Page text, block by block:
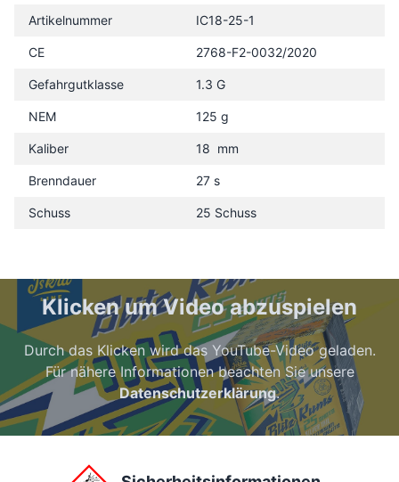
Artikelnummer IC18-25-1
CE 2768-F2-0032/2020
Gefahrgutklasse 1.3 G
NEM 125 g
Kaliber 18 mm
Brenndauer 27 s
Schuss 25 Schuss
Klicken um Video abzuspielen
Durch das Klicken wird das YouTube-Video geladen.
Für nähere Informationen beachten Sie unsere
Datenschutzerklärung.